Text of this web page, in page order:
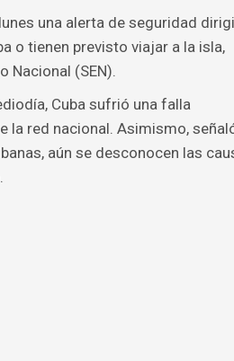
una alerta de seguridad
o tienen previsto viajar a la isla,
Nacional (SEN).
Cuba sufrió una falla
la red nacional. Asimismo,
aún se desconocen las